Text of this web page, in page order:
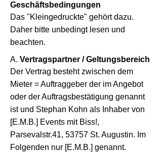
Geschäftsbedingungen
Das "Kleingedruckte" gehört dazu.
Daher bitte unbedingt lesen und
beachten.
A. Vertragspartner / Geltungsbereich
Der Vertrag besteht zwischen dem
Mieter = Auftraggeber der im Angebot
oder der Auftragsbestätigung genannt
ist und Stephan Kohn als Inhaber von
[E.M.B.] Events mit Biss!,
Parsevalstr.41, 53757 St. Augustin. Im
Folgenden nur [E.M.B.] genannt.